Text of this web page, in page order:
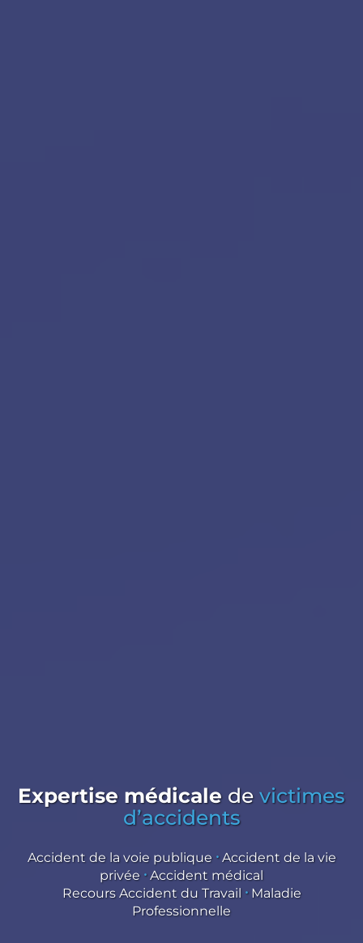
Expertise médicale de victimes
d’accidents
Accident de la voie publique ⸱Accident de la vie
privée ⸱Accident médical
Recours Accident du Travail ⸱Maladie
Professionnelle